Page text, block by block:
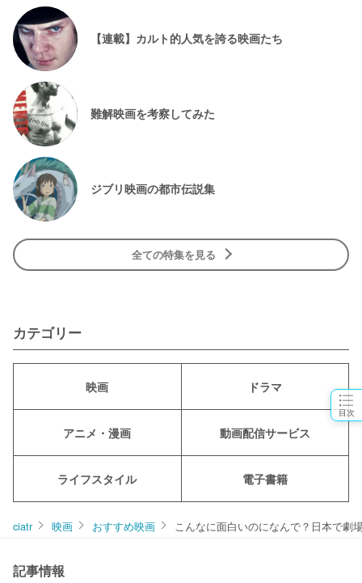
目次
【連載】カルト的人気を誇る映画たち
難解映画を考察してみた
ジブリ映画の都市伝説集
全ての特集を見る
カテゴリー
映画 ドラマ
アニメ・漫画 動画配信サービス
ライフスタイル 電子書籍
ciatr 映画 おすすめ映画 こんなに面白いのになんで？日本で劇
記事情報